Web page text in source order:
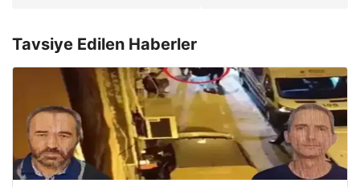
Tavsiye Edilen Haberler